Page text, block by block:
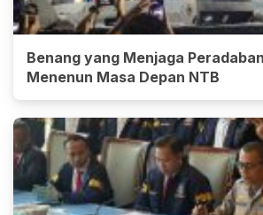
Benang yang Menjaga
Menenun Masa Depan NTB